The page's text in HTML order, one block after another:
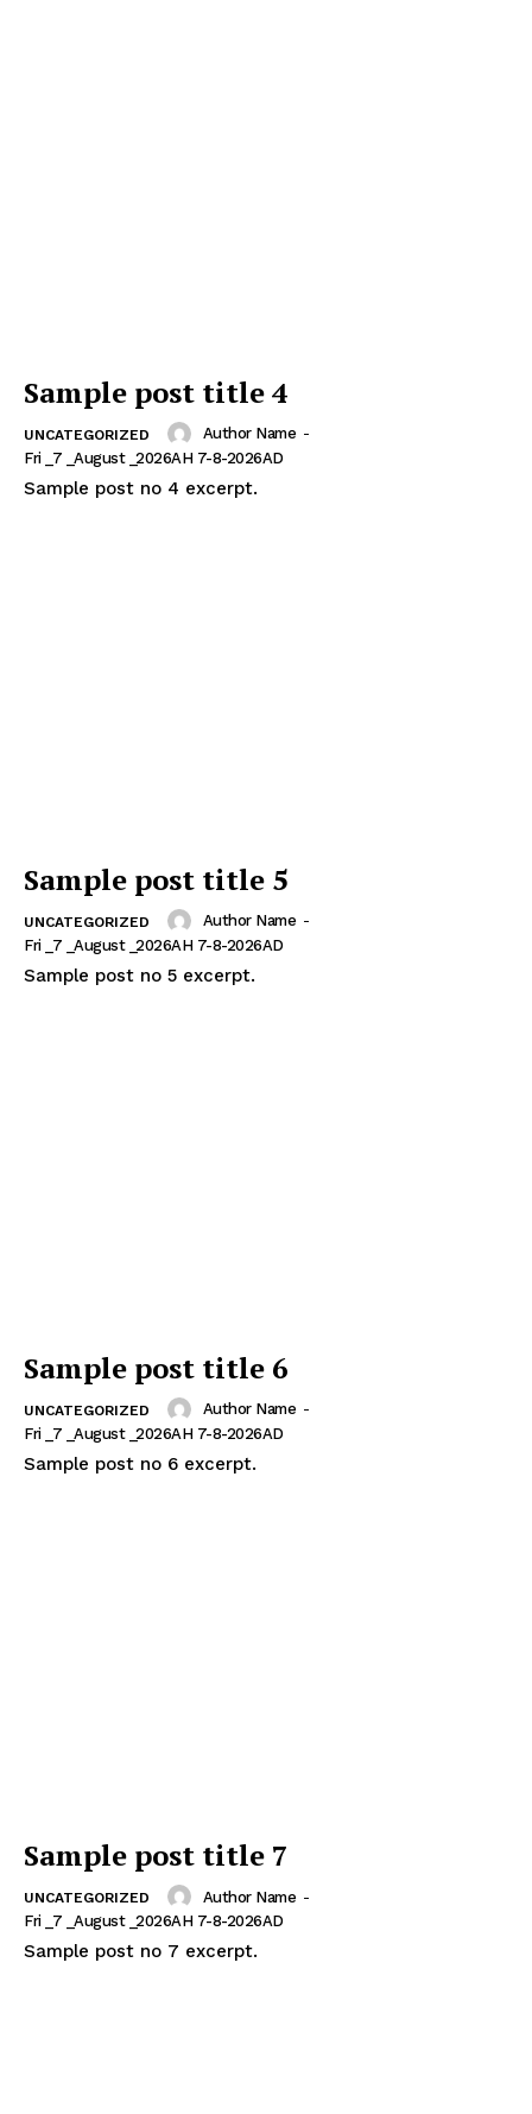
Sample post title 4
UNCATEGORIZED Author Name -
Fri _7 _August _2026AH 7-8-2026AD
Sample post no 4 excerpt.
Sample post title 5
UNCATEGORIZED Author Name -
Fri _7 _August _2026AH 7-8-2026AD
Sample post no 5 excerpt.
Sample post title 6
UNCATEGORIZED Author Name -
Fri _7 _August _2026AH 7-8-2026AD
Sample post no 6 excerpt.
Sample post title 7
UNCATEGORIZED Author Name -
Fri _7 _August _2026AH 7-8-2026AD
Sample post no 7 excerpt.